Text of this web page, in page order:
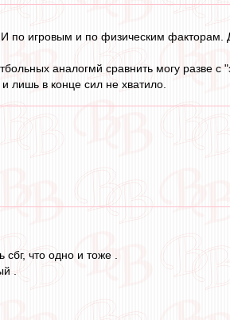
игровым и по физическим факторам.
аналогмй сравнить могу разве с
лишь в конце сил не хватило.
что одно и тоже .
.